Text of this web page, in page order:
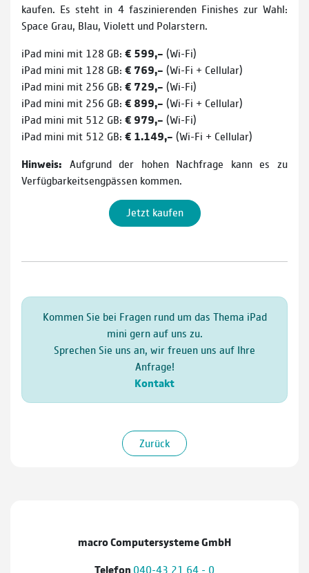
kaufen. Es steht in 4 faszinierenden Finishes zur Wahl:
Space Grau, Blau, Violett und Polarstern.
iPad mini mit 128 GB: € 599,– (Wi-Fi)
iPad mini mit 128 GB: € 769,– (Wi-Fi + Cellular)
iPad mini mit 256 GB: € 729,– (Wi-Fi)
iPad mini mit 256 GB: € 899,– (Wi-Fi + Cellular)
iPad mini mit 512 GB: € 979,– (Wi-Fi)
iPad mini mit 512 GB: € 1.149,– (Wi-Fi + Cellular)
Hinweis: Aufgrund der hohen Nachfrage kann es zu
Verfügbarkeitsengpässen kommen.
Jetzt kaufen
Kommen Sie bei Fragen rund um das Thema iPad
mini gern auf uns zu.
Sprechen Sie uns an, wir freuen uns auf Ihre
Anfrage!
Kontakt
Zurück
macro Computersysteme GmbH
Telefon 040-43 21 64 - 0